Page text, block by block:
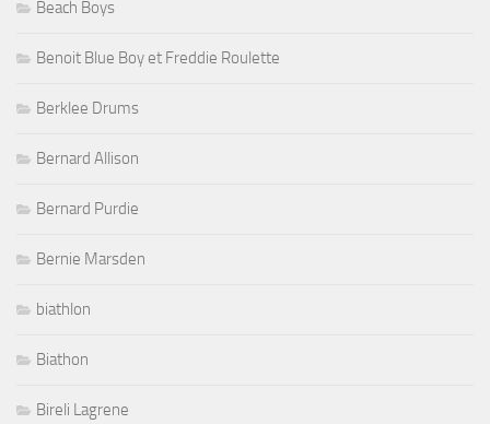
Beach Boys
Benoit Blue Boy et Freddie Roulette
Berklee Drums
Bernard Allison
Bernard Purdie
Bernie Marsden
biathlon
Biathon
Bireli Lagrene